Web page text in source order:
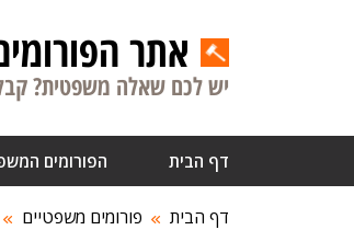
אתר
יש לכם שאלה משפטית?
דף הבית הפורומים
דף הבית פורומים משפטיים